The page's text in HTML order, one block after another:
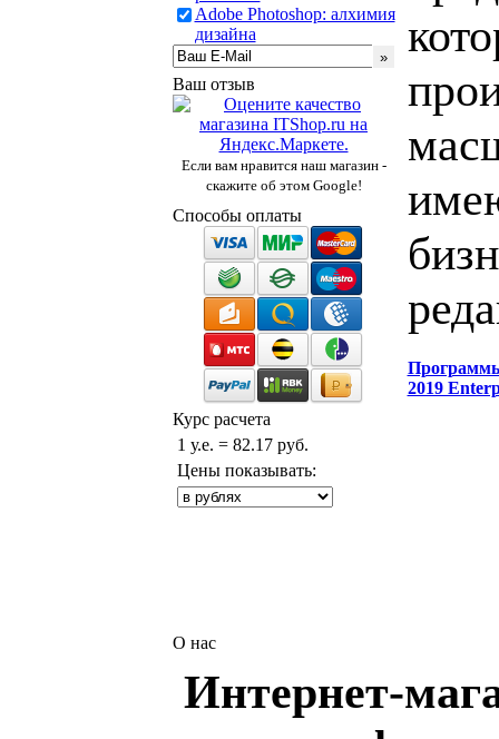
Adobe Photoshop: алхимия
дизайна
Ваш отзыв
Если вам нравится наш магазин -
скажите об этом Google!
Способы оплаты
Курс расчета
1 у.е. = 82.17 руб.
Цены показывать:
2019
О нас
Интернет-